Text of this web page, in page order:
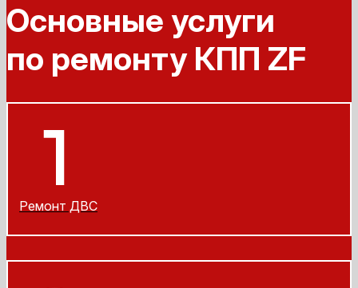
Основные услуги
по ремонту КПП ZF
Ремонт ДВС